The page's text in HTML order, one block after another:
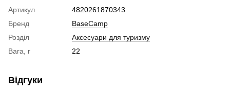
Артикул
4820261870343
Бренд
BaseCamp
Розділ
Аксесуари для туризму
Вага, г
22
Відгуки